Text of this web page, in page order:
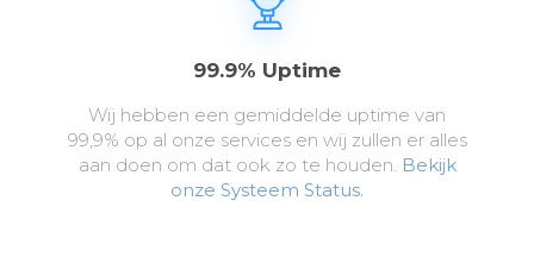
99.9% Uptime
Wij hebben een gemiddelde uptime van
99,9% op al onze services en wij zullen er alles
aan doen om dat ook zo te houden. Bekijk
onze Systeem Status.